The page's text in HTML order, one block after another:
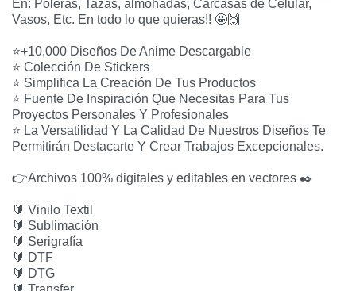
En: Poleras, Tazas, almohadas, Carcasas de Celular,
Vasos, Etc. En todo lo que quieras!! 🤩🙌
⭐+10,000 Diseños De Anime Descargable
⭐ Colección De Stickers
⭐ Simplifica La Creación De Tus Productos
⭐ Fuente De Inspiración Que Necesitas Para Tus
Proyectos Personales Y Profesionales
⭐ La Versatilidad Y La Calidad De Nuestros Diseños Te
Permitirán Destacarte Y Crear Trabajos Excepcionales.
👉Archivos 100% digitales y editables en vectores ✒️
🔰 Vinilo Textil
🔰 Sublimación
🔰 Serigrafía
🔰 DTF
🔰 DTG